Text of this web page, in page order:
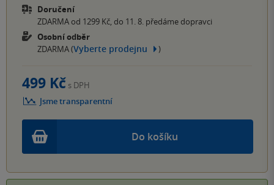
Doručení
ZDARMA od 1299 Kč, do 11. 8. předáme dopravci
Osobní odběr
ZDARMA (Vyberte prodejnu )
Do košíku
499 Kč s DPH
Jsme transparentní